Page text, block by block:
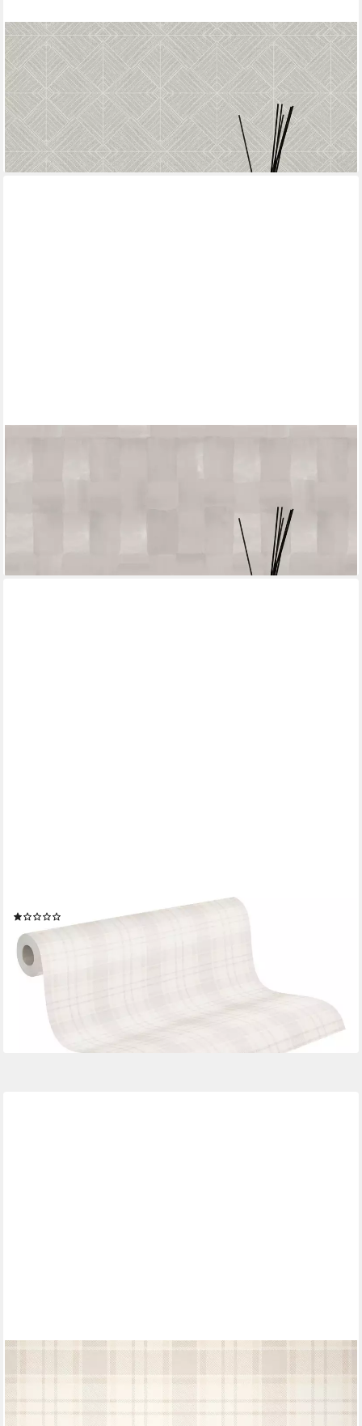
KAYORI
Vliestapete Kyushu, glatt, kariert, (1 St), 10mx52cm (ca. 5m2)
59,95 €
(11,53 €/ 1 qm)
lieferbar - in 2-3 Werktagen bei dir
Wohnzimmer Schlafzimmer Küche Flur Optik
23,59 €
(4,43 €/ 1 qm)
-57%
lieferbar - in 4-5 Werktagen bei dir
NEWROOM
Vliestapete Caro Beige Tapete Streifentapete
Kariert,Streifen,Linien, Beige Tapete Modern Kariert -
Streifentapete Karomuster Creme Weiß Landhaus Streifen